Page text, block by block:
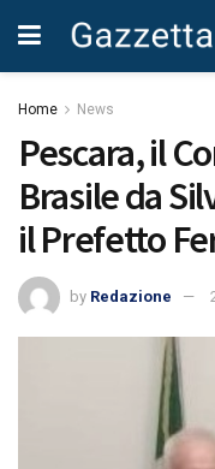
Home News
Pescara, il
Brasile da
il Prefetto
by Redazione